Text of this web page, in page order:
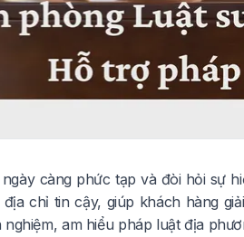
càng phức tạp và đòi hỏi sự
chỉ tin cậy, giúp khách hàng
nghiệm, am hiểu pháp luật địa